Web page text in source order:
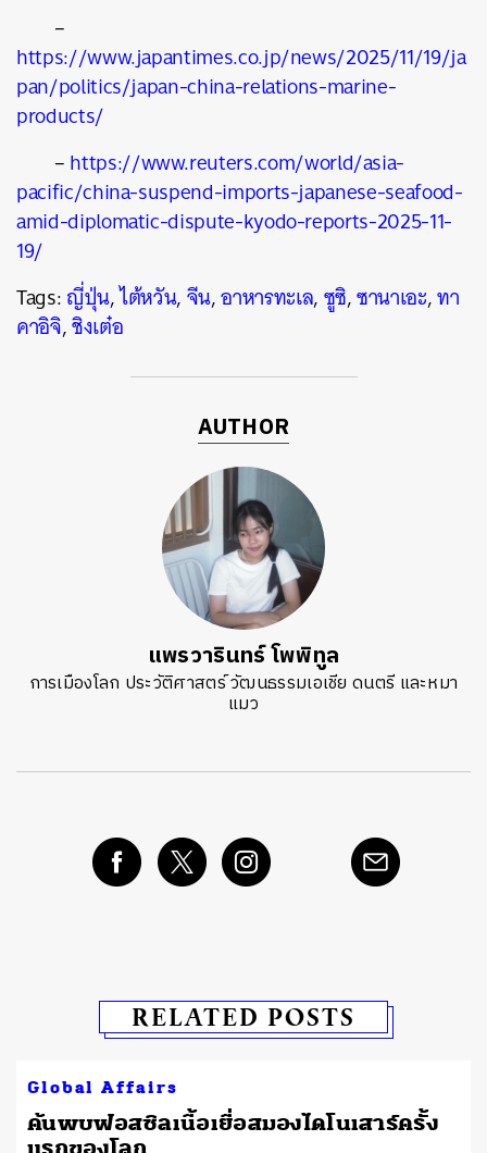
–
https://www.japantimes.co.jp/news/2025/11/19/ja
pan/politics/japan-china-relations-marine-
products/
–https://www.reuters.com/world/asia-
pacific/china-suspend-imports-japanese-seafood-
amid-diplomatic-dispute-kyodo-reports-2025-11-
19/
Tags:ญี่ปุ่น,ไต้หวัน,จีน,อาหารทะเล,ซูซิ,ซานาเอะ,ทา
คาอิจิ,ชิงเต๋อ
AUTHOR
แพรวารินทร์ โพพิทูล
การเมืองโลก ประวัติศาสตร์ วัฒนธรรมเอเชีย ดนตรี และหมา
แมว
RELATED POSTS
Global Affairs
ค้นพบฟอสซิลเนื้อเยื่อสมองไดโนเสาร์ครั้ง